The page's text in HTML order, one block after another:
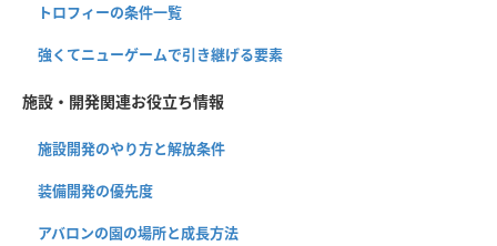
トロフィーの条件一覧
強くてニューゲームで引き継げる要素
施設・開発関連お役立ち情報
施設開発のやり方と解放条件
装備開発の優先度
アバロンの園の場所と成長方法